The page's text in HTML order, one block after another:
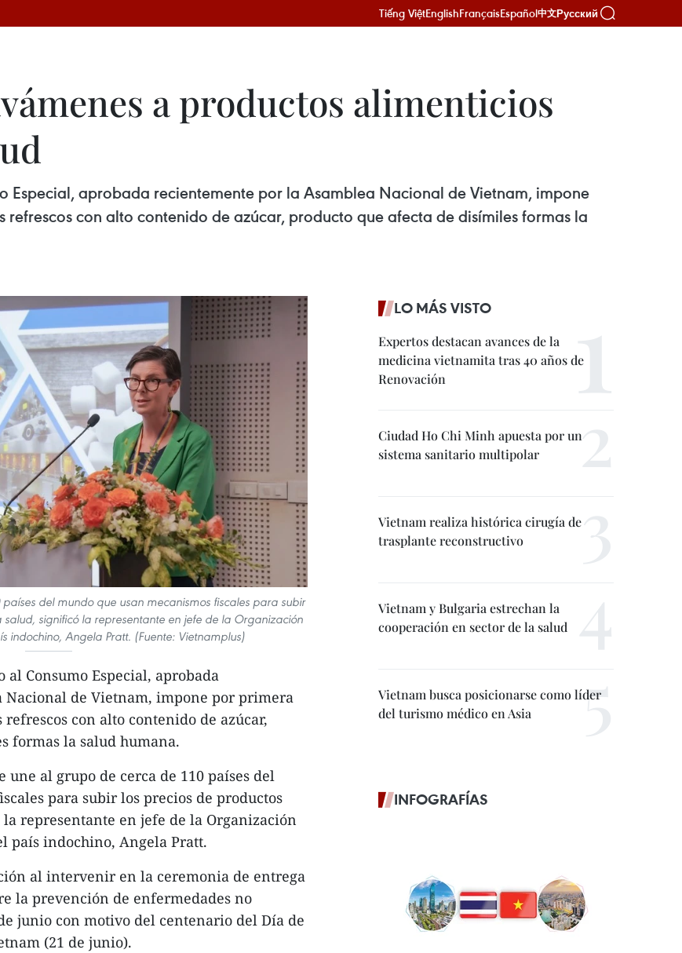
Tiếng ViệtEnglishFrançaisEspañol中文Русский
a productos alimenticios
Especial, aprobada recientemente por la Asamblea Nacional de Vietnam, impone
con alto contenido de azúcar, producto que afecta de disímiles formas la
del mundo que usan mecanismos fiscales para subir
significó la representante en jefe de la Organización
indochino, Angela Pratt. (Fuente: Vietnamplus)
Consumo Especial, aprobada
de Vietnam, impone por primera
con alto contenido de azúcar,
formas la salud humana.
une al grupo de cerca de 110 países del
para subir los precios de productos
representante en jefe de la Organización
país indochino, Angela Pratt.
al intervenir en la ceremonia de entrega
la prevención de enfermedades no
junio con motivo del centenario del Día de
(21 de junio).
LO MÁS VISTO
Expertos destacan avances de la
medicina vietnamita tras 40 años de
Renovación
Ciudad Ho Chi Minh apuesta por un
sistema sanitario multipolar
Vietnam realiza histórica cirugía de
trasplante reconstructivo
Vietnam y Bulgaria estrechan la
cooperación en sector de la salud
Vietnam busca posicionarse como líder
del turismo médico en Asia
INFOGRAFÍAS